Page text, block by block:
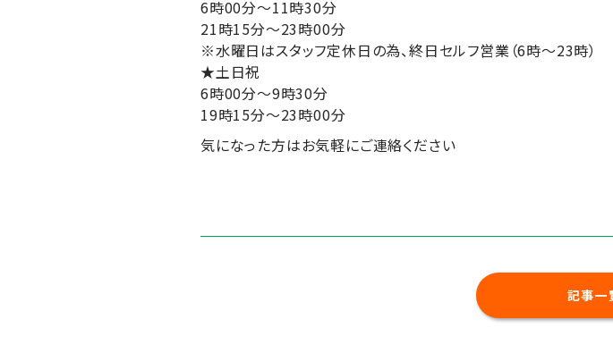
6時00分～11時30分
21時15分～23時00分
※水曜日はスタッフ定休日の為、終日セルフ営業（6時～23時）
★土日祝
6時00分～9時30分
19時15分～23時00分
気になった方はお気軽にご連絡ください
記事一